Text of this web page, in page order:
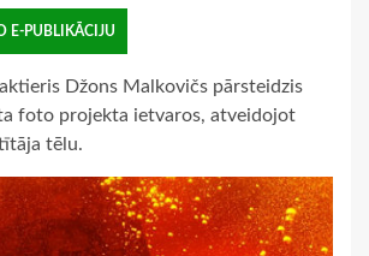
E-PUBLIKĀCIJU
Džons Malkovičs pārsteidzis
foto projekta ietvaros, atveidojot
tēlu.